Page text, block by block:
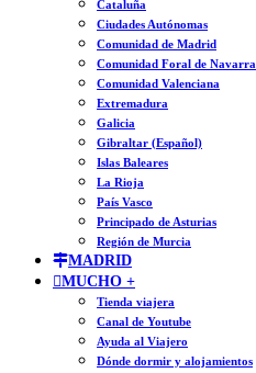
Cataluña
Ciudades Autónomas
Comunidad de Madrid
Comunidad Foral de Navarra
Comunidad Valenciana
Extremadura
Galicia
Gibraltar (Español)
Islas Baleares
La Rioja
País Vasco
Principado de Asturias
Región de Murcia
MADRID
MUCHO +
Tienda viajera
Canal de Youtube
Ayuda al Viajero
Dónde dormir y alojamientos